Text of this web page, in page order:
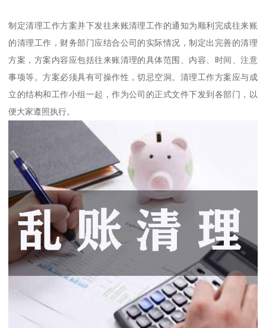
制定清理工作方案并下发往来账清理工作的通知为顺利完成往来账
的清理工作，财务部门应结合公司的实际情况，制定出完善的清理
方案，方案内容应包括往来账清理的具体范围、内容、时间、注意
事项等。方案必须具有可操作性，切忌空洞。清理工作方案应与成
立的结构和工作小组一起，作为公司的正式文件下发到各部门，以
便大家遵照执行。